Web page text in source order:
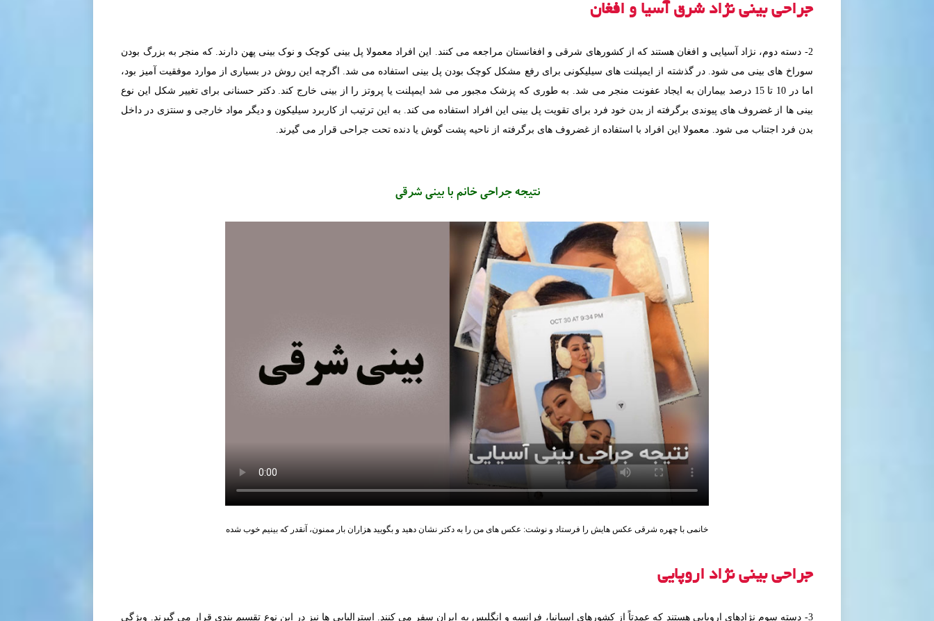
جراحی بینی نژاد شرق آسیا و افغان
2- دسته دوم، نژاد آسیایی و افغان هستند که از کشورهای شرقی و افغانستان مراجعه می کنند. این افراد معمولا پل بینی کوچک و نوک بینی پهن دارند. که منجر به بزرگ بودن
سوراخ های بینی می شود. در گذشته از ایمپلنت های سیلیکونی برای رفع مشکل کوچک بودن پل بینی استفاده می شد. اگرچه این روش در بسیاری از موارد موفقیت آمیز بود،
اما در 10 تا 15 درصد بیماران به ایجاد عفونت منجر می شد. به طوری که پزشک مجبور می شد ایمپلنت یا پروتز را از بینی خارج کند. دکتر حسنانی برای تغییر شکل این نوع
بینی ها از غضروف های پیوندی برگرفته از بدن خود فرد برای تقویت پل بینی این افراد استفاده می کند. به این ترتیب از کاربرد سیلیکون و دیگر مواد خارجی و سنتزی در داخل
بدن فرد اجتناب می شود. معمولا این افراد با استفاده از غضروف های برگرفته از ناحیه پشت گوش يا دنده تحت جراحی قرار می گیرند.
نتیجه جراحی خانم با بینی شرقی
خانمی با چهره شرقی عکس هایش را فرستاد و نوشت: عکس های من را به دکتر نشان دهید و بگویید هزاران بار ممنون، آنقدر که بینیم خوب شده
جراحی بینی نژاد اروپایی
3- دسته سوم نژادهای اروپایی هستند که عمدتاً از کشورهای اسپانیا، فرانسه و انگلیس به ایران سفر می کنند. استرالیایی ها نیز در این نوع تقسیم بندی قرار می گیرند. ویژگی